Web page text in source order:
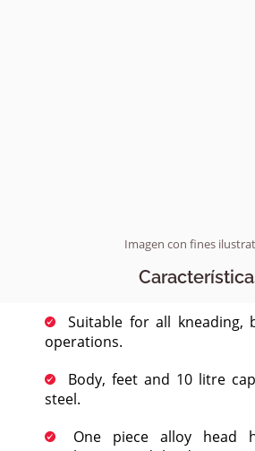
Imagen con fines
Suitable for all kneading,
operations.
Body, feet and 10 litre
steel.
One piece alloy head